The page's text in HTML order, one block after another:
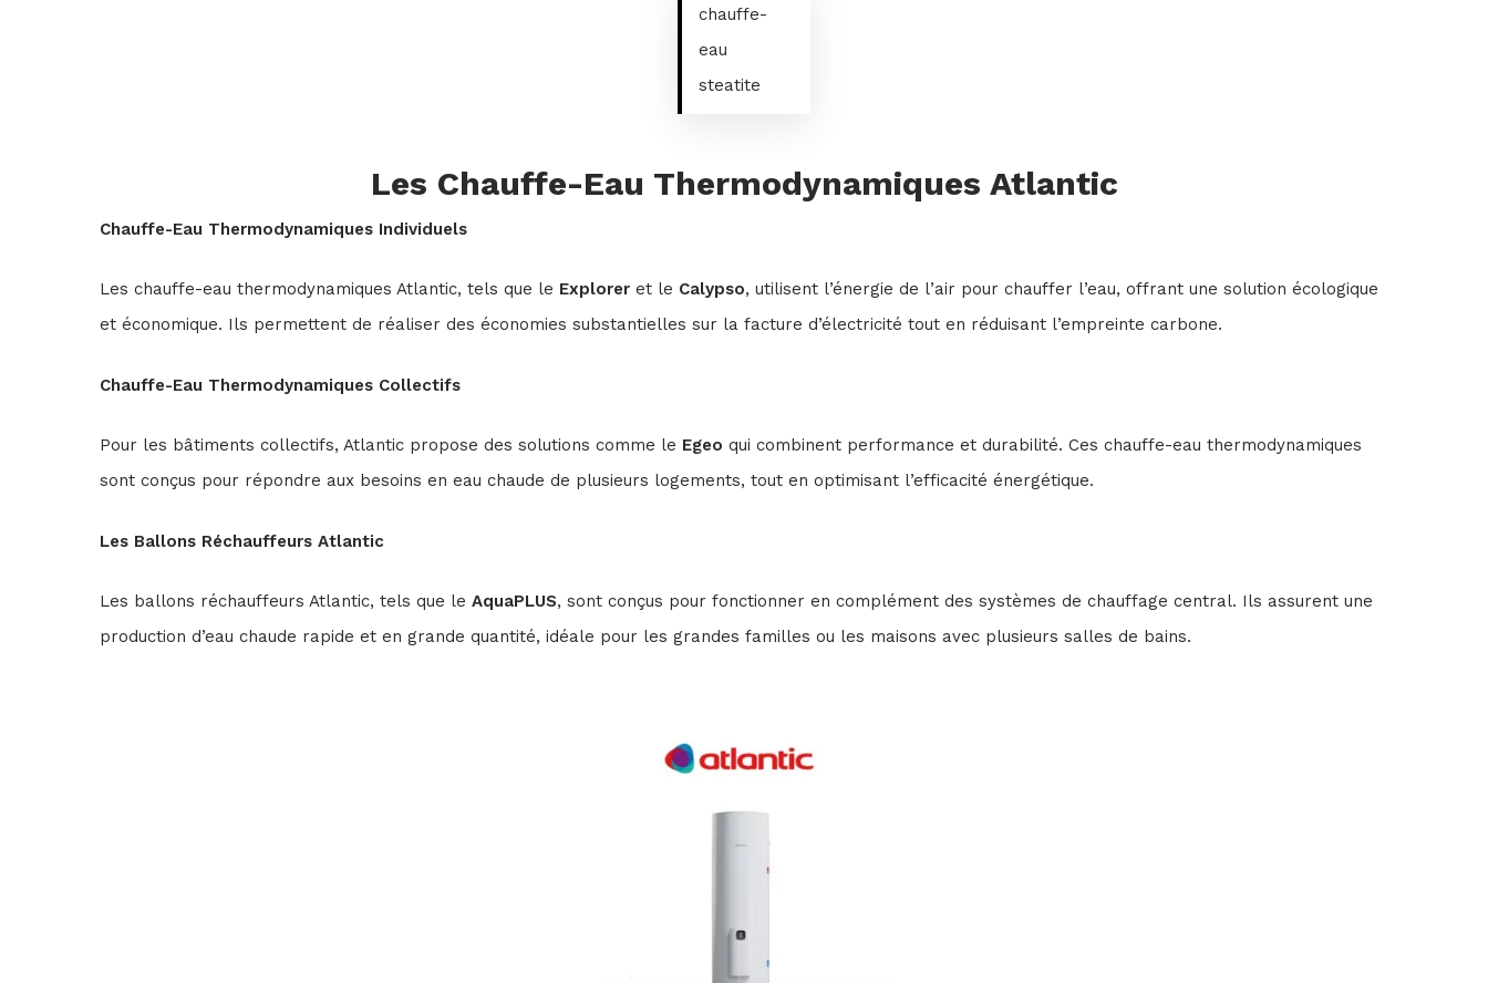
chauffe-
eau
steatite
Les Chauffe-Eau Thermodynamiques Atlantic
Chauffe-Eau Thermodynamiques Individuels
Les chauffe-eau thermodynamiques Atlantic, tels que le Explorer et le Calypso, utilisent l’énergie de l’air pour chauffer l’eau, offrant une solution écologique
et économique. Ils permettent de réaliser des économies substantielles sur la facture d’électricité tout en réduisant l’empreinte carbone.
Chauffe-Eau Thermodynamiques Collectifs
Pour les bâtiments collectifs, Atlantic propose des solutions comme le Egeo qui combinent performance et durabilité. Ces chauffe-eau thermodynamiques
sont conçus pour répondre aux besoins en eau chaude de plusieurs logements, tout en optimisant l’efficacité énergétique.
Les Ballons Réchauffeurs Atlantic
Les ballons réchauffeurs Atlantic, tels que le AquaPLUS, sont conçus pour fonctionner en complément des systèmes de chauffage central. Ils assurent une
production d’eau chaude rapide et en grande quantité, idéale pour les grandes familles ou les maisons avec plusieurs salles de bains.